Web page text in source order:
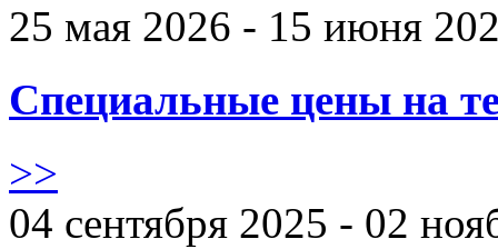
25 мая 2026 - 15 июня
Специальные цены на
>>
04 сентября 2025 - 02